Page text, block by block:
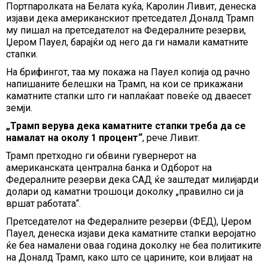
Портпаролката на Белата куќа, Каролин Ливит, денеска
изјави дека американскиот претседател Доналд Трамп
му пишал на претседателот на Федералните резерви,
Џером Пауел, барајќи од него да ги намали каматните
стапки.
На брифингот, таа му покажа на Пауел копија од рачно
напишаните белешки на Трамп, на кои се прикажани
каматните стапки што ги наплаќаат повеќе од дваесет
земји.
„Трамп верува дека каматните стапки треба да се
намалат на околу 1 процент“, рече Ливит.
Трамп претходно ги обвини гувернерот на
американската централна банка и Одборот на
Федералните резерви дека САД ќе заштедат милијарди
долари од каматни трошоци доколку „правилно си ја
вршат работата“.
Претседателот на Федералните резерви (ФЕД), Џером
Пауел, денеска изјави дека каматните стапки веројатно
ќе беа намалени оваа година доколку не беа политиките
на Доналд Трамп, како што се царините, кои влијаат на